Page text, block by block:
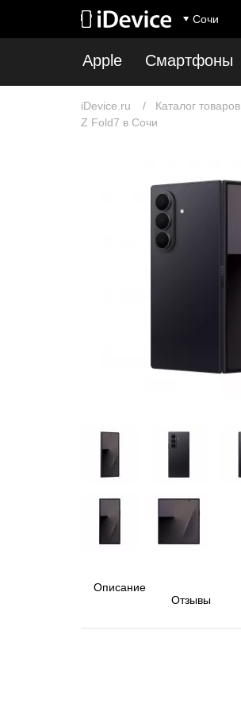
Сочи
Apple Смартфоны
iDevice.ru Каталог товаров
Z Fold7 в Сочи
Описание
Отзывы